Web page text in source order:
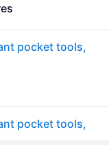
pocket tools,
pocket tools,